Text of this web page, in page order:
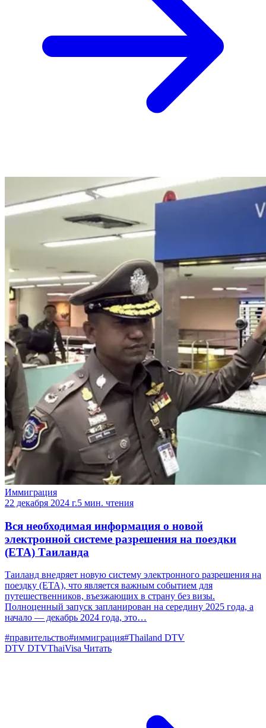
Иммиграция
22 декабря 2024 г.5 мин. чтения
Вся необходимая информация о новой
электронной системе разрешения на поездки
(ETA) Таиланда
Таиланд внедряет новую систему электронного разрешения на
поездку (ETA), что является важным событием для
путешественников, въезжающих в страну без визы.
Полноценный запуск запланирован на середину 2025 года, а
начало — декабрь 2024 года, это…
#правительство#иммиграция#Thailand DTV
DTV DTVThaiVisa Читать